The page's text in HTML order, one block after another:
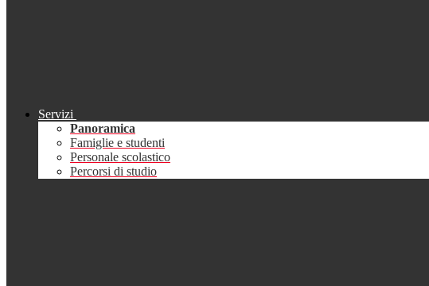
Servizi
Panoramica
Famiglie e studenti
Personale scolastico
Percorsi di studio